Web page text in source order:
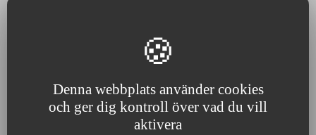
Denna webbplats använder cookies
och ger dig kontroll över vad du vill
aktivera
Vyflex